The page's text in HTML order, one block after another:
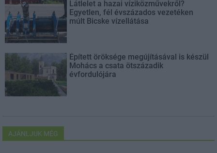
Látlelet a hazai víziközművekről?
Egyetlen, fél évszázados vezetéken
múlt Bicske vízellátása
Épített öröksége megújításával is készül
Mohács a csata ötszázadik
évfordulójára
AJÁNLJUK MÉG